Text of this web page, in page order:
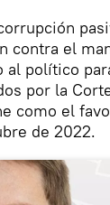
contra el
político
por la
como el
de 2022.